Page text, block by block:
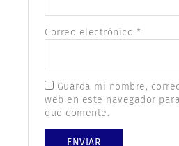
Correo electrónico *
Guarda mi nombre,
web en este navegador
que comente.